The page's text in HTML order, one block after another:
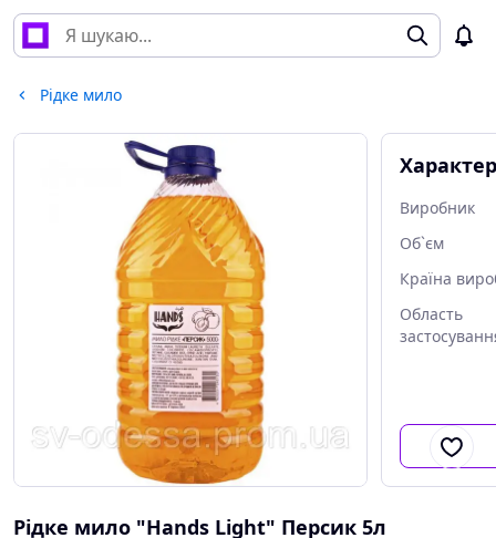
Рідке мило
Виробник
Об`єм
Країна
Область
Рідке мило "Hands Light" Пepcик 5л